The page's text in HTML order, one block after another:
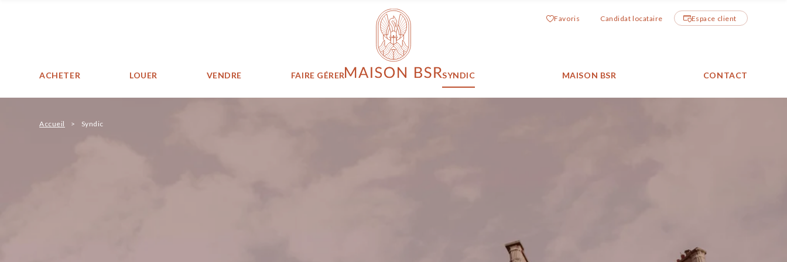
Favoris Candidat locataire Espace client
ACHETER LOUER VENDRE FAIRE GÉRER
Maison BSR
SYNDIC MAISON BSR CONTACT
Accueil Syndic